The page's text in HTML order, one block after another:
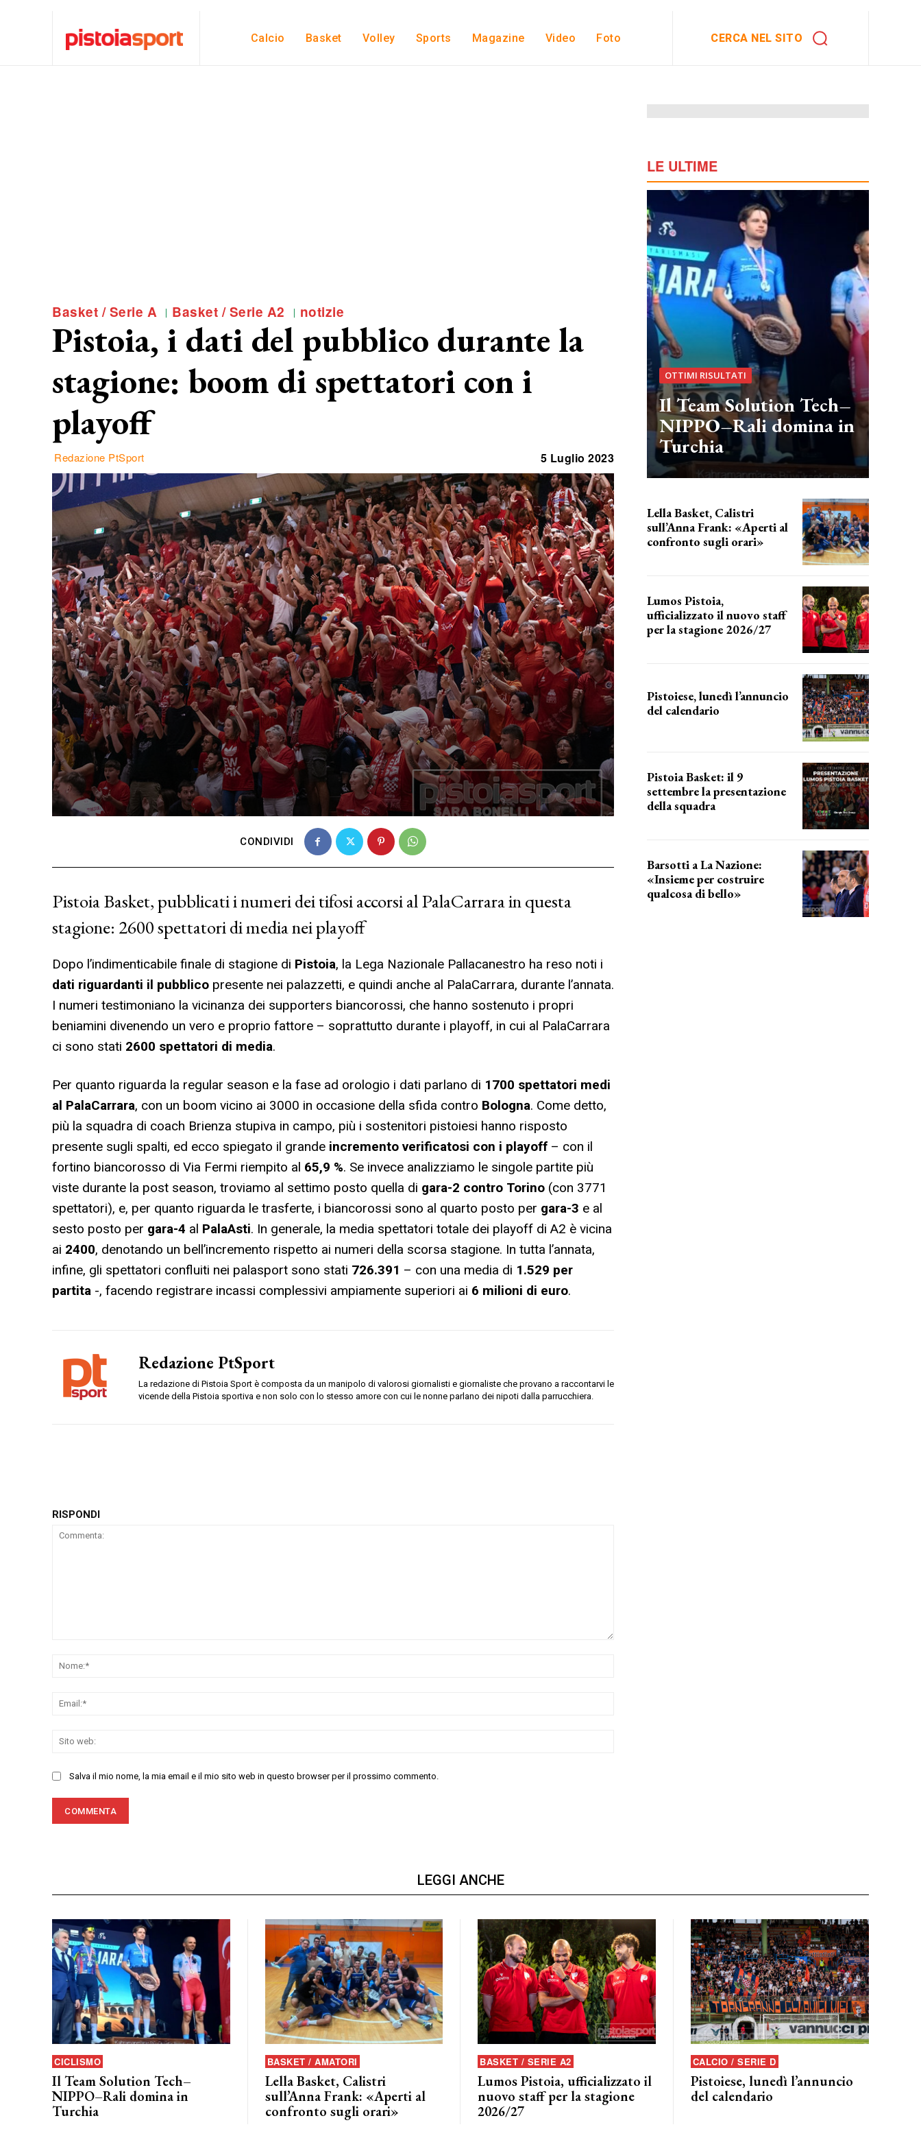
Calcio Basket Volley Sports Magazine Video Foto CERCA NEL SITO
Basket / Serie A Basket / Serie A2 notizie
Pistoia, i dati del pubblico durante la
stagione: boom di spettatori con i
playoff
Redazione PtSport 5 Luglio 2023
CONDIVIDI
Pistoia Basket, pubblicati i numeri dei tifosi accorsi al PalaCarrara in questa
stagione: 2600 spettatori di media nei playoff
Dopo l’indimenticabile finale di stagione di Pistoia, la Lega Nazionale Pallacanestro ha reso noti i
dati riguardanti il pubblico presente nei palazzetti, e quindi anche al PalaCarrara, durante l’annata.
I numeri testimoniano la vicinanza dei supporters biancorossi, che hanno sostenuto i propri
beniamini divenendo un vero e proprio fattore – soprattutto durante i playoff, in cui al PalaCarrara
ci sono stati 2600 spettatori di media.
Per quanto riguarda la regular season e la fase ad orologio i dati parlano di 1700 spettatori medi
al PalaCarrara, con un boom vicino ai 3000 in occasione della sfida contro Bologna. Come detto,
più la squadra di coach Brienza stupiva in campo, più i sostenitori pistoiesi hanno risposto
presente sugli spalti, ed ecco spiegato il grande incremento verificatosi con i playoff – con il
fortino biancorosso di Via Fermi riempito al 65,9 %. Se invece analizziamo le singole partite più
viste durante la post season, troviamo al settimo posto quella di gara-2 contro Torino (con 3771
spettatori), e, per quanto riguarda le trasferte, i biancorossi sono al quarto posto per gara-3 e al
sesto posto per gara-4 al PalaAsti. In generale, la media spettatori totale dei playoff di A2 è vicina
ai 2400, denotando un bell’incremento rispetto ai numeri della scorsa stagione. In tutta l’annata,
infine, gli spettatori confluiti nei palasport sono stati 726.391 – con una media di 1.529 per
partita -, facendo registrare incassi complessivi ampiamente superiori ai 6 milioni di euro.
Redazione PtSport
La redazione di Pistoia Sport è composta da un manipolo di valorosi giornalisti e giornaliste che provano a raccontarvi le
vicende della Pistoia sportiva e non solo con lo stesso amore con cui le nonne parlano dei nipoti dalla parrucchiera.
RISPONDI
Salva il mio nome, la mia email e il mio sito web in questo browser per il prossimo commento.
LE ULTIME
OTTIMI RISULTATI
Il Team Solution Tech–
NIPPO–Rali domina in
Turchia
Lella Basket, Calistri
sull’Anna Frank: «Aperti al
confronto sugli orari»
Lumos Pistoia,
ufficializzato il nuovo staff
per la stagione 2026/27
Pistoiese, lunedì l’annuncio
del calendario
Pistoia Basket: il 9
settembre la presentazione
della squadra
Barsotti a La Nazione:
«Insieme per costruire
qualcosa di bello»
LEGGI ANCHE
CICLISMO
Il Team Solution Tech–
NIPPO–Rali domina in
Turchia
BASKET / AMATORI
Lella Basket, Calistri
sull’Anna Frank: «Aperti al
confronto sugli orari»
BASKET / SERIE A2
Lumos Pistoia, ufficializzato il
nuovo staff per la stagione
2026/27
CALCIO / SERIE D
Pistoiese, lunedì l’annuncio
del calendario